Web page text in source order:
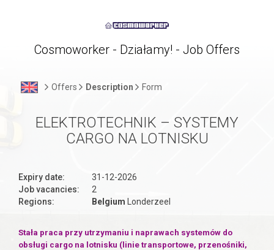
Cosmoworker - Działamy! - Job Offers
Offers Description Form
ELEKTROTECHNIK – SYSTEMY
CARGO NA LOTNISKU
Expiry date:
31-12-2026
Job vacancies:
2
Regions:
Belgium Londerzeel
Stała praca przy utrzymaniu i naprawach systemów do
obsługi cargo na lotnisku (linie transportowe, przenośniki,